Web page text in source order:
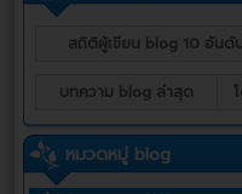
สถิติผู้เขียน blog 10 อันดับ
บทความ blog ล่าสุด
หมวดหมู่ blog